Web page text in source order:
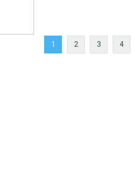
1 2 3 4